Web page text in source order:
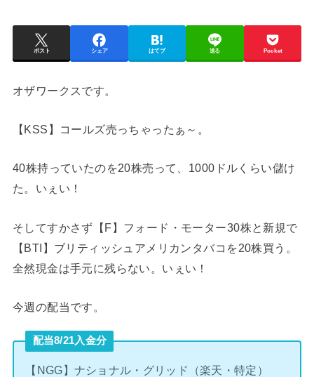
ポスト シェア はてブ 送る Pocket
オザワークスです。
【KSS】コールズ売っちゃったぁ～。
40株持っていたのを20株売って、1000ドルくらい儲け
た。いぇい！
そしてすかさず【F】フォード・モーター30株と新規で
【BTI】ブリティッシュアメリカンタバコを20株買う。
全然現金は手元に残らない。いぇい！
今週の配当です。
配当8/21入金分
【NGG】ナショナル・グリッド（楽天・特定）